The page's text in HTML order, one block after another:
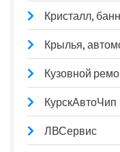
Кристалл,
Крылья,
Кузовной
КурскАвтоЧип
ЛВСервис